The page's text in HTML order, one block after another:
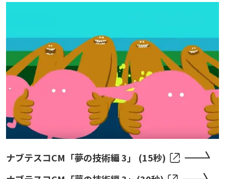
ナブテスコCM「夢の技術編 3」 (15秒)